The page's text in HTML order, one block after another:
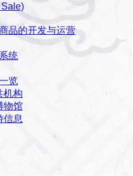
品的开发与运营
统
览
机构
物馆
信息